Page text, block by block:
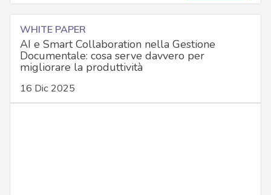
WHITE PAPER
AI e Smart Collaboration nella Gestione
Documentale: cosa serve davvero per
migliorare la produttività
16 Dic 2025